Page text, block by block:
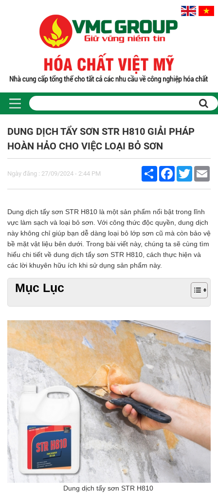
Sản phẩm
PHỤ GIA THỰC PHẨM
Tinh bột biến tính
Hương liệu thực phẩm
Chất phụ gia chống đông vón
Chất phụ gia tạo cấu trúc
Chất phụ gia bảo quản
Chất phụ gia nem giò chả
Chất phụ gia bún mì phở
Chất phụ gia bánh kẹo kem
Chất phụ gia nước giải khát
Chất phụ gia xúc xích
Chất phụ gia thạch rau câu
Chất phụ gia đậu hũ
HÓA CHẤT TẨY RỬA
Tẩy rửa công nghiệp
Tẩy rửa sinh hoạt
Tẩy rửa ô tô xe máy
Tẩy cáu cặn đường ống
Tẩy rửa khác
HÓA CHẤT THỦY SẢN
Hóa chất xử lý nước
Men đường ruột
Men vi sinh EM gốc
Bổ sung khoáng chất
Bổ gan và giải độc gan
Phòng và trị bệnh
Bổ sung dinh dưỡng tăng trọng
DUNG DỊCH TẨY SƠN STR H810 GIẢI PHÁP
HOÀN HẢO CHO VIỆC LOẠI BỎ SƠN
Ngày đăng : 27/09/2024 - 2:44 PM
Share FacebookTwitter
Dung dịch tẩy sơn STR H810 là một sản phẩm nổi bật trong lĩnh
vực làm sạch và loại bỏ sơn. Với công thức độc quyền, dung dịch
này không chỉ giúp bạn dễ dàng loại bỏ lớp sơn cũ mà còn bảo vệ
bề mặt vật liệu bên dưới. Trong bài viết này, chúng ta sẽ cùng tìm
hiểu chi tiết về dung dịch tẩy sơn STR H810, cách thực hiện và
các lời khuyên hữu ích khi sử dụng sản phẩm này.
Mục Lục
Dung dịch tẩy sơn STR H810